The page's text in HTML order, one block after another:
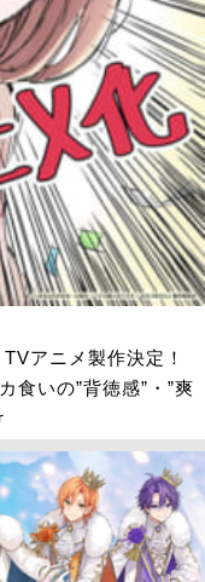
アニメ製作決定！
食いの”背徳感”・”爽